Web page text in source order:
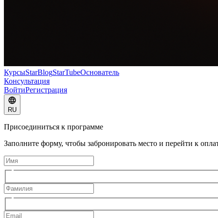
КурсыStarBlogStarTubeОснователь
Консультация
ВойтиРегистрация
RU
Присоединиться к программе
Заполните форму, чтобы забронировать место и перейти к